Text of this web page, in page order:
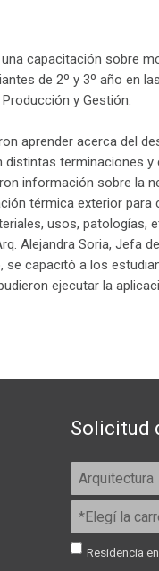
capacitación sobre
de 2º y 3º año en
y Gestión.
aprender acerca del
distintas terminaciones y
información sobre la
térmica exterior para
usos, patologías,
Alejandra Soria, Jefa
se capacitó a los
ejecutar la
Solicitud
Residencia